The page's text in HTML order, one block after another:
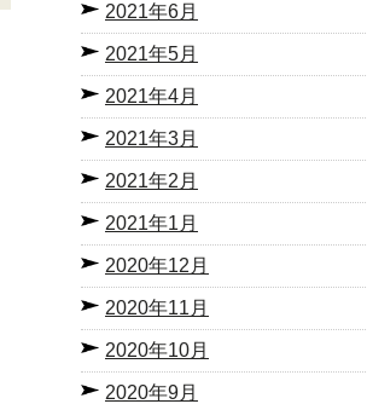
2021年6月
2021年5月
2021年4月
2021年3月
2021年2月
2021年1月
2020年12月
2020年11月
2020年10月
2020年9月